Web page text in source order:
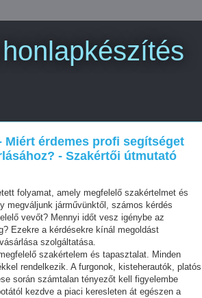
Miért érdemes profi segítséget
- Szakértői útmutató
folyamat, amely megfelelő szakértelmet és
megváljunk járművünktől, számos kérdés
vevőt? Mennyi időt vesz igénybe az
Ezekre a kérdésekre kínál megoldást
szolgáltatása.
szakértelem és tapasztalat. Minden
rendelkezik. A furgonok, kisteherautók, platós
során számtalan tényezőt kell figyelembe
kezdve a piaci keresleten át egészen a